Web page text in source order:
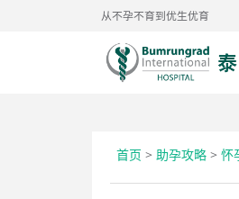
从不孕不育到优生优育
首页 > 助孕攻略 > 怀